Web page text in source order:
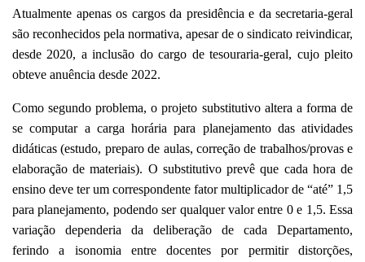
Atualmente apenas os cargos da presidência e da secretaria-geral
são reconhecidos pela normativa, apesar de o sindicato reivindicar,
desde 2020, a inclusão do cargo de tesouraria-geral, cujo pleito
obteve anuência desde 2022.
Como segundo problema, o projeto substitutivo altera a forma de
se computar a carga horária para planejamento das atividades
didáticas (estudo, preparo de aulas, correção de trabalhos/provas e
elaboração de materiais). O substitutivo prevê que cada hora de
ensino deve ter um correspondente fator multiplicador de “até” 1,5
para planejamento, podendo ser qualquer valor entre 0 e 1,5. Essa
variação dependeria da deliberação de cada Departamento,
ferindo a isonomia entre docentes por permitir distorções,